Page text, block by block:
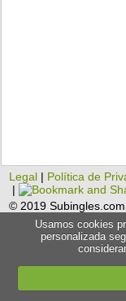
Legal | Política de
|
© 2019 Subingles.com
Usamos cookies
personalizada